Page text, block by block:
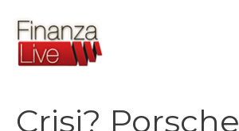
contenuto
Crisi? Porsche